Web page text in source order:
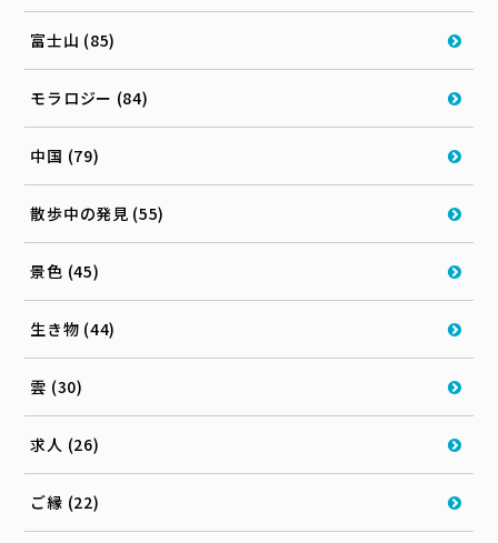
富士山 (85)
モラロジー (84)
中国 (79)
散歩中の発見 (55)
景色 (45)
生き物 (44)
雲 (30)
求人 (26)
ご縁 (22)